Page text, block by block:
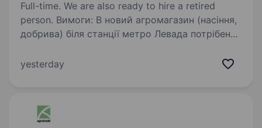
Full-time. We are also ready to hire a retired
person. Вимоги: В новий агромагазин (насіння,
добрива) біля станції метро Левада потрібен
вказаної групи товарів Обов’язки:
yesterday